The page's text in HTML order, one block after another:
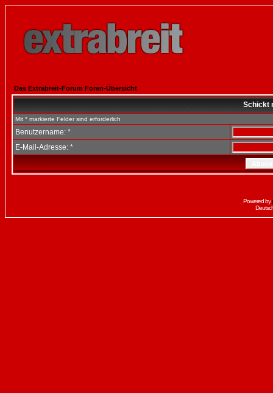
Das Extrabreit-Forum Foren-Übersicht
Schickt
Mit * markierte Felder sind erforderlich
Benutzername: *
E-Mail-Adresse: *
Powered by